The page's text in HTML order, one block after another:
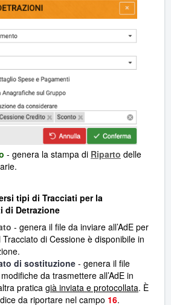
- genera la stampa di Riparto delle
tipi di Tracciati per la
di Detrazione
- genera il file da inviare all’AdE per
Tracciato di Cessione è disponibile in
di sostituzione - genera il file
da trasmettere all’AdE in
pratica già inviata e protocollata. È
da riportare nel campo 16.